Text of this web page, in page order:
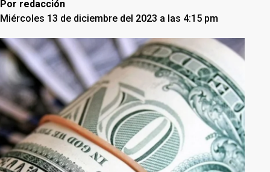
Por redacción
Miércoles 13 de diciembre del 2023 a las 4:15 pm